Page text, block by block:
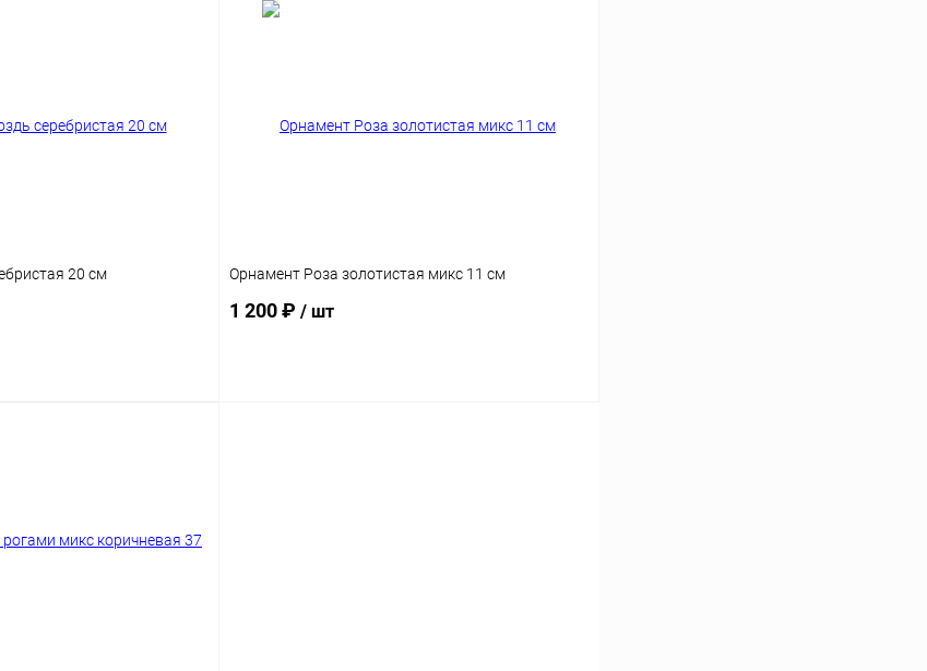
20 см Орнамент Роза золотистая микс 11 см
1 200 ₽ / шт